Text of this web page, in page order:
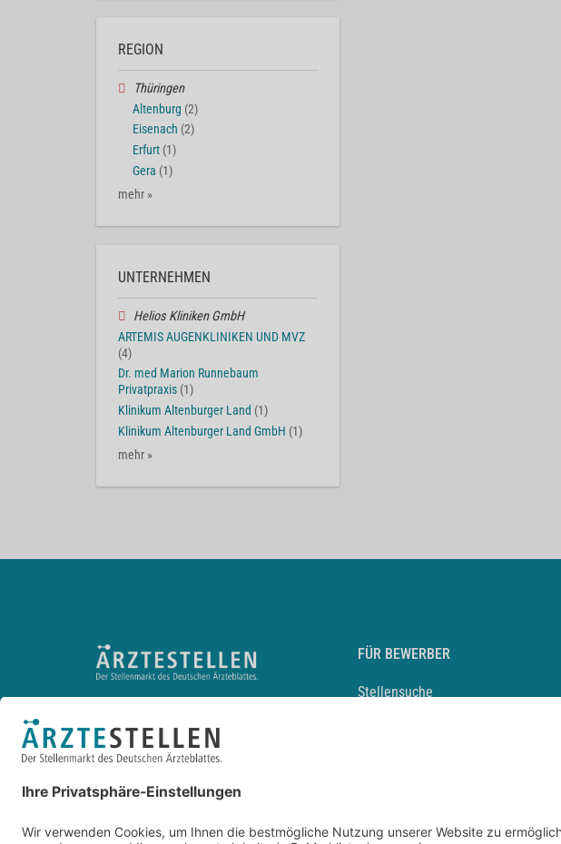
REGION
Thüringen
Altenburg (2)
Eisenach (2)
Erfurt (1)
Gera (1)
mehr »
UNTERNEHMEN
Helios Kliniken GmbH
ARTEMIS AUGENKLINIKEN UND MVZ
(4)
Dr. med Marion Runnebaum
Privatpraxis (1)
Klinikum Altenburger Land (1)
Klinikum Altenburger Land GmbH (1)
mehr »
FÜR BEWERBER
Stellensuche
Durchsuchen Sie den Stellenkatalog